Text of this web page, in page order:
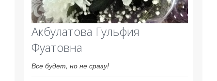
Акбулатова Гульфия
Фуатовна
Все будет, но не сразу!